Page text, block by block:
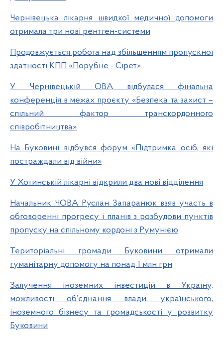
Чернівецька лікарня швидкої медичної допомоги
отримала три нові рентген-системи
Продовжується робота над збільшенням пропускної
здатності КПП «Порубне - Сірет»
У Чернівецькій ОВА відбулася фінальна
конференція в межах проєкту «Безпека та захист –
спільний фактор транскордонного
співробітництва»
На Буковині відбувся форум «Підтримка осіб, які
постраждали від війни»
У Хотинській лікарні відкрили два нові відділення
Начальник ЧОВА Руслан Запаранюк взяв участь в
обговоренні прогресу і планів з розбудови пунктів
пропуску на спільному кордоні з Румунією
Територіальні громади Буковини отримали
гуманітарну допомогу на понад 1 млн грн
Залучення іноземних інвестицій в Україну,
можливості об’єднання влади, українського,
іноземного бізнесу та громадськості у розвитку
Буковини